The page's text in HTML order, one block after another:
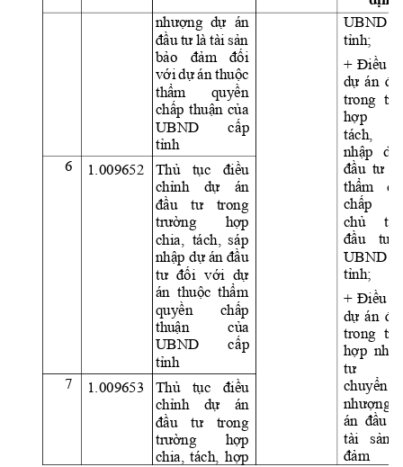
nhượng dự án
đầu tư là tài sản
bảo
đảm
đối
với dự án thuộc
thẩm
quyền
chấp thuận của
UBND
cấp
tỉnh
UBND
tỉnh;
+ Điều
dự án
trong
hợp
tách,
nhập
dự
đầu tư
thẩm
chấp
chủ
đầu
tư
UBND
tỉnh;
+ Điều
dự án
trong
hợp nhà
tư
chuyển
nhượng
án đầu
tài
sản
đảm
6 1.009652 Thủ tục
điều
chỉnh
dự
án
đầu
tư
trong
trường
hợp
chia,  tách,
sáp
nhập dự án đầu
tư đối với dự
án  thuộc thẩm
quyền
chấp
thuận
của
UBND
cấp
tỉnh
7
1.009653 Thủ tục
điều
chỉnh
dự
án
đầu
tư
trong
trường
hợp
chia, tách, hợp